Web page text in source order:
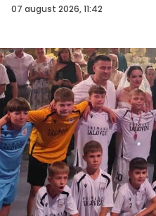
07 august 2026, 11:42